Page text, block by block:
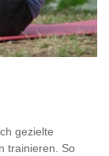
gezielte
trainieren. So